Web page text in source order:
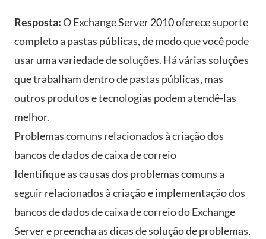
Resposta:O Exchange Server 2010 oferece suporte
completo a pastas públicas, de modo que você pode
usar uma variedade de soluções. Há várias soluções
que trabalham dentro de pastas públicas, mas
outros produtos e tecnologias podem atendê-las
melhor.
Problemas comuns relacionados à criação dos
bancos de dados de caixa de correio
Identifique as causas dos problemas comuns a
seguir relacionados à criação e implementação dos
bancos de dados de caixa de correio do Exchange
Server e preencha as dicas de solução de problemas.